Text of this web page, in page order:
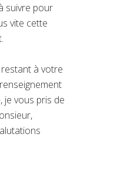
suivre pour
vite cette
à votre
je vous pris de